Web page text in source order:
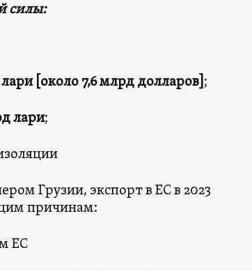
силы:
лари [около 7,6 млрд долларов] ;
лари;
Грузии, экспорт в ЕС в 2023
причинам:
ЕС